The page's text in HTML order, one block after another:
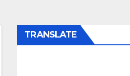
TRANSLATE